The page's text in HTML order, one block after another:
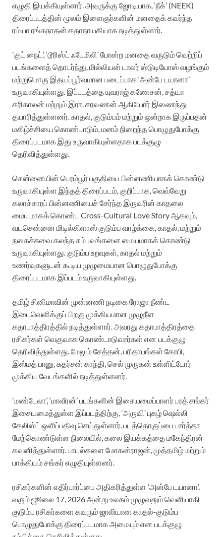
எழுதி இயக்கியுள்ளார். அவருக்கு ஜோடியாக, ‘நீக்’ (NEEK)
திரைப்படத்தின் மூலம் இளைஞர்களின் மனதைக் கவர்ந்த
ரம்யா ரங்கநாதன் கதாநாயகியாக நடித்துள்ளார்.
‘குட் நைட்’, ‘டூரிஸ்ட் ஃபேமிலி’ போன்ற மனதை வருடும் வெற்றிப்
படங்களைத் தொடர்ந்து, மில்லியன் டாலர் ஸ்டுடியோஸ் வழங்கும்
மற்றுமொரு இதயப்பூர்வமான படைப்பாக ‘அன்பே டயானா’
உருவாகியுள்ளது. இப்படத்தை யுவராஜ் கணேசன், சத்யா
கரிகாலன் மற்றும் இரா. சரவணன் ஆகியோர் இணைந்து
தயாரித்துள்ளனர். காதல், குடும்பம் மற்றும் ஒன்றாக இருப்பதன்
மகிழ்ச்சியை கொண்டாடும், மனம் நிறைந்த பொழுதுபோக்கு
திரைப்படமாக இது உருவாகியுள்ளதாக படக்குழு
தெரிவித்துள்ளது.
சென்னையின் பெரம்பூர் பகுதியை பின்னணியாகக் கொண்டு
உருவாகியுள்ள இந்தத் திரைப்படம், குறிப்பாக, வெவ்வேறு
கலாச்சாரப் பின்னணியைச் சேர்ந்த இருவரின் காதலை
மையமாகக் கொண்ட Cross-Cultural Love Story ஆகவும்,
வடசென்னை மிடில்கிளாஸ் குடும்ப வாழ்க்கை, காதல், மற்றும்
நகைச்சுவை கலந்த சம்பவங்களை மையமாகக் கொண்டு
உருவாகியுள்ளது. குடும்ப உறவுகள், காதல் மற்றும்
உணர்வுகளுடன் கூடிய முழுமையான பொழுதுபோக்கு
திரைப்படமாக இப்படம் உருவாகியுள்ளது.
தமிழ் சினிமாவின் முன்னணி நடிகை ரோஜா நீண்ட
இடைவெளிக்குப் பிறகு முக்கியமான முழுநீள
கதாபாத்திரத்தில் நடித்துள்ளார். அவரது கதாபாத்திரத்தை
ரசிகர்கள் வெகுவாக கொண்டாடுவார்கள் என படக்குழு
தெரிவித்துள்ளது. மேலும் சேத்தன், பரிதாபங்கள் கோபி,
இஸ்மத் பானு, சுதர்சன் காந்தி, செல் முருகன் உள்ளிட்டோர்
முக்கிய வேடங்களில் நடித்துள்ளனர்.
‘மண்டேலா’, ‘மாவீரன்’ படங்களின் இசையமைப்பாளர் பரத் சங்கர்
இசையமைத்துள்ள இப்படத்திற்கு, ‘அருவி’ புகழ் ஷெல்லி
கேலிஸ்ட் ஒளிப்பதிவு செய்துள்ளார். படத்தொகுப்பை பார்த்தா
மேற்கொண்டுள்ள நிலையில், கலை இயக்கத்தை மகேந்திரன்
கவனித்துள்ளார். பாடல்களை மோகன்ராஜன், முத்தமிழ் மற்றும்
பாக்கியம் சங்கர் எழுதியுள்ளனர்.
ரசிகர்களின் எதிர்பார்ப்பை அதிகரித்துள்ள ‘அன்பே டயானா’,
வரும் ஜூலை 17, 2026 அன்று உலகம் முழுவதும் வெளியாகி
குடும்ப ரசிகர்களை கவரும் ஜாலியான காதல்-குடும்ப
பொழுதுபோக்கு திரைப்படமாக அமையும் என படக்குழு